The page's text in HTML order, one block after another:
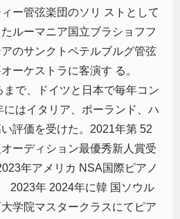
ー管弦楽団のソリ ストとして
ルーマニア国立ブラショフフ
のサンクトペテルブルグ管弦
ーケストラに客演す る。
で、ドイツと日本で毎年コン
はイタリア、ポーランド、ハ
評価を受けた。2021年第 52
ーディション最優秀新人賞受
年アメリカ NSA国際ピアノ
2023年 2024年に韓 国ソウル
学院マスタークラスにてピア